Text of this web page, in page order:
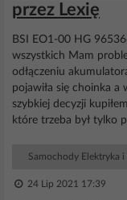
przez Lexię
BSI EO1-00 HG
wszystkich Mam
odłączeniu
pojawiła się choinka a
szybkiej decyzji
które trzeba był tylko
Samochody Elektryka
24 Lip 2021 17:39